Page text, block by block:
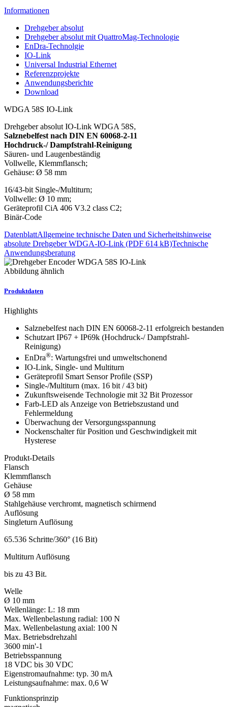
Informationen
Drehgeber absolut
Drehgeber absolut mit QuattroMag-Technologie
EnDra-Technolgie
IO-Link
Universal Industrial Ethernet
Referenzprojekte
Anwendungsberichte
Download
WDGA 58S IO-Link
Drehgeber absolut IO-Link WDGA 58S,
Salznebelfest nach DIN EN 60068-2-11
Hochdruck-/ Dampfstrahl-Reinigung
Säuren- und Laugenbeständig
Vollwelle, Klemmflansch;
Gehäuse: Ø 58 mm
16/43-bit Single-/Multiturn;
Vollwelle: Ø 10 mm;
Geräteprofil CiA 406 V3.2 class C2;
Binär-Code
DatenblattAllgemeine technische Daten und Sicherheitshinweise
absolute Drehgeber WDGA-IO-Link (PDF 614 kB)Technische
Anwendungsberatung
Abbildung ähnlich
Produktdaten
Highlights
Salznebelfest nach DIN EN 60068-2-11 erfolgreich bestanden
Schutzart IP67 + IP69k (Hochdruck-/ Dampfstrahl-
Reinigung)
EnDra®: Wartungsfrei und umweltschonend
IO-Link, Single- und Multiturn
Geräteprofil Smart Sensor Profile (SSP)
Single-/Multiturn (max. 16 bit / 43 bit)
Zukunftsweisende Technologie mit 32 Bit Prozessor
Farb-LED als Anzeige von Betriebszustand und
Fehlermeldung
Überwachung der Versorgungsspannung
Nockenschalter für Position und Geschwindigkeit mit
Hysterese
Produkt-Details
Flansch
Klemmflansch
Gehäuse
Ø 58 mm
Stahlgehäuse verchromt, magnetisch schirmend
Auflösung
Singleturn Auflösung
65.536 Schritte/360° (16 Bit)
Multiturn Auflösung
bis zu 43 Bit.
Welle
Ø 10 mm
Wellenlänge: L: 18 mm
Max. Wellenbelastung radial: 100 N
Max. Wellenbelastung axial: 100 N
Max. Betriebsdrehzahl
3600 min'-1
Betriebsspannung
18 VDC bis 30 VDC
Eigenstromaufnahme: typ. 30 mA
Leistungsaufnahme: max. 0,6 W
Funktionsprinzip